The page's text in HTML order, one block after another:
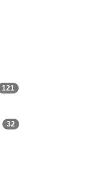
121
32